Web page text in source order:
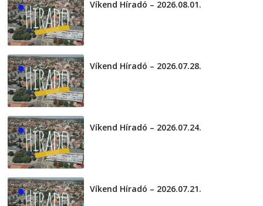
Víkend Híradó – 2026.08.01.
Víkend Híradó – 2026.07.28.
Víkend Híradó – 2026.07.24.
Víkend Híradó – 2026.07.21.